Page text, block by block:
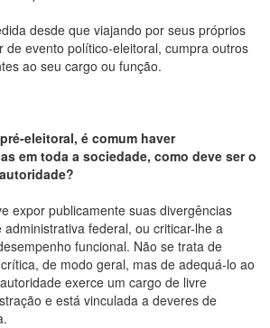
desde que viajando por seus próprios
de evento político-eleitoral, cumpra outros
ao seu cargo ou função.
eleitoral, é comum haver
em toda a sociedade, como deve ser o
expor publicamente suas divergências
federal, ou criticar-lhe a
funcional. Não se trata de
de modo geral, mas de adequá-lo ao
exerce um cargo de livre
e está vinculada a deveres de